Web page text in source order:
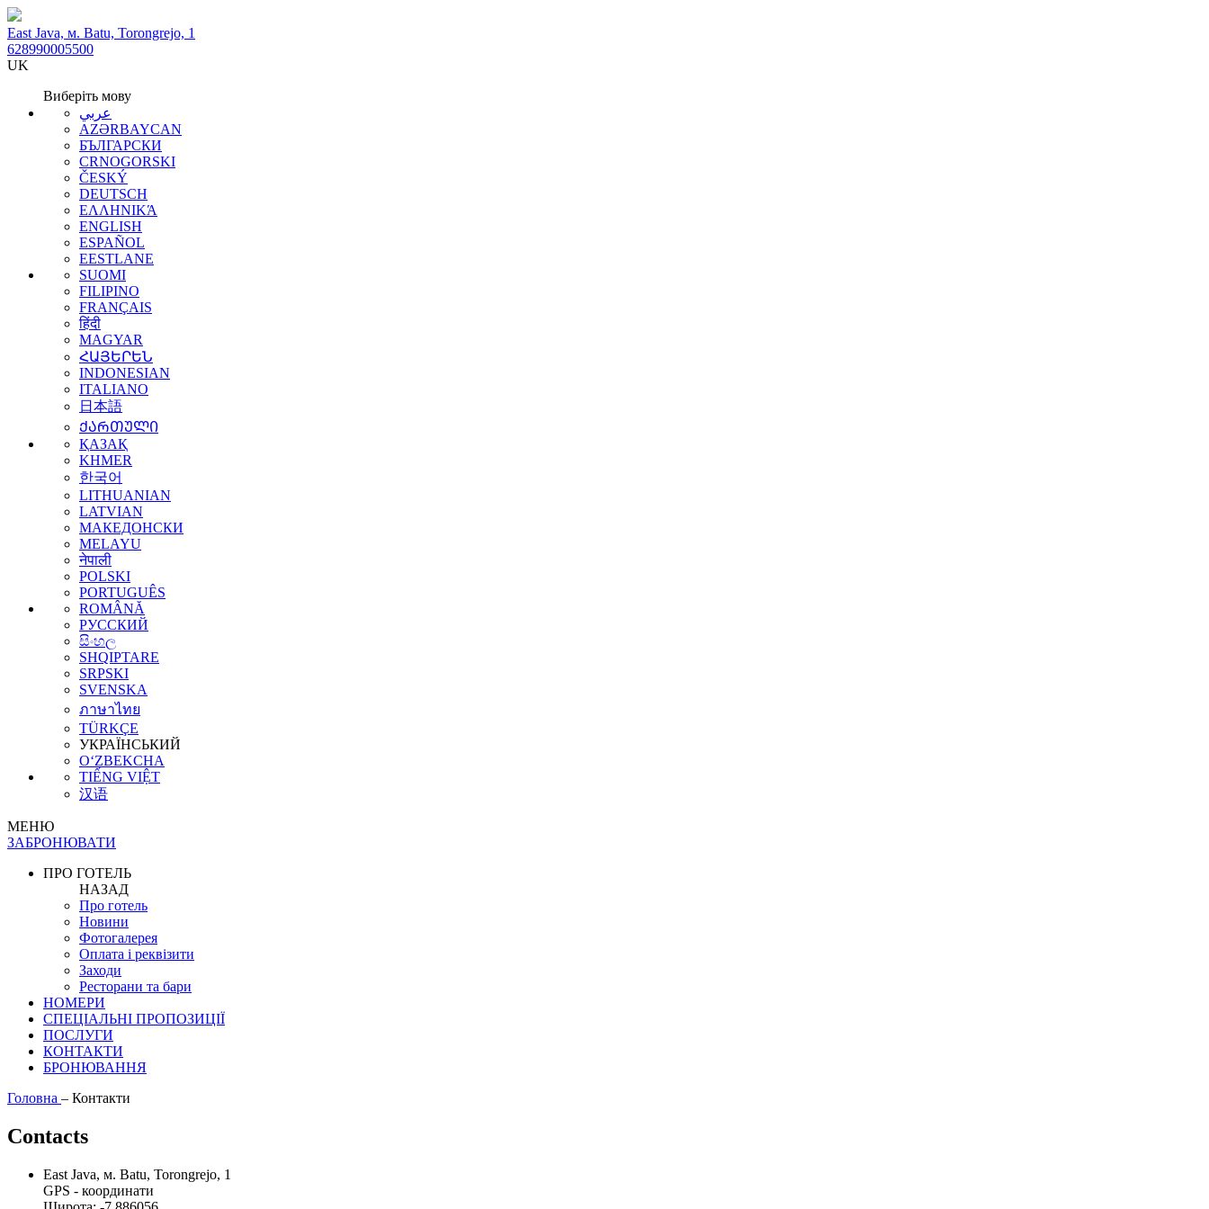
East Java, м. Batu, Torongrejo, 1
628990005500
UK
Виберіть мову
عربي
AZƏRBAYCAN
БЪЛГАРСКИ
CRNOGORSKI
ČESKÝ
DEUTSCH
ΕΛΛΗΝΙΚΆ
ENGLISH
ESPAÑOL
EESTLANE
SUOMI
FILIPINO
FRANÇAIS
हिंदी
MAGYAR
ՀԱՅԵՐԵՆ
INDONESIAN
ITALIANO
日本語
ᲥᲐᲠᲗᲣᲚᲘ
ҚАЗАҚ
KHMER
한국어
LITHUANIAN
LATVIAN
МАКЕДОНСКИ
MELAYU
नेपाली
POLSKI
PORTUGUÊS
ROMÂNĂ
РУССКИЙ
සිංහල
SHQIPTARE
SRPSKI
SVENSKA
ภาษาไทย
TÜRKÇE
УКРАЇНСЬКИЙ
O‘ZBEKCHA
TIẾNG VIỆT
汉语
МЕНЮ
ЗАБРОНЮВАТИ
ПРО ГОТЕЛЬ
НАЗАД
Про готель
Новини
Фотогалерея
Оплата і реквізити
Заходи
Ресторани та бари
НОМЕРИ
СПЕЦІАЛЬНІ ПРОПОЗИЦІЇ
ПОСЛУГИ
КОНТАКТИ
БРОНЮВАННЯ
Головна – Контакти
Contacts
East Java, м. Batu, Torongrejo, 1
GPS - координати